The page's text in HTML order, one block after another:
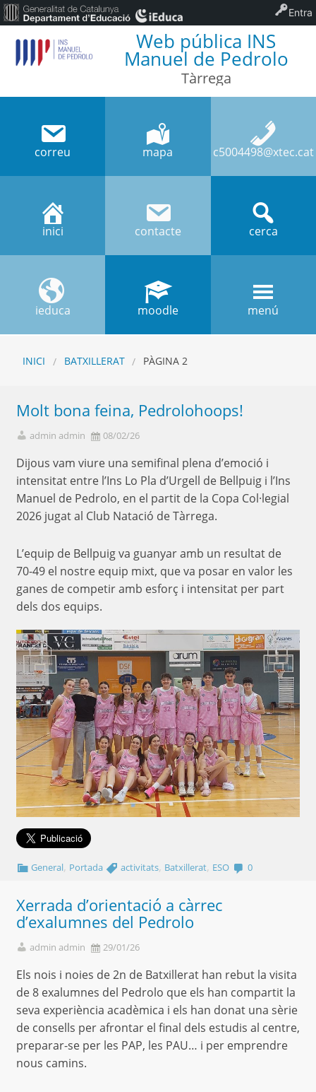
Web pública INS
Manuel de Pedrolo
Tàrrega
correu mapa c5004498@xtec.cat
inici contacte cerca
ieduca moodle menú
INICI BATXILLERAT PÀGINA 2
Molt bona feina, Pedrolohoops!
admin admin 08/02/26
Dijous vam viure una semifinal plena d’emoció i
intensitat entre l’Ins Lo Pla d’Urgell de Bellpuig i l’Ins
Manuel de Pedrolo, en el partit de la Copa Col·legial
2026 jugat al Club Natació de Tàrrega.
L’equip de Bellpuig va guanyar amb un resultat de
70-49 el nostre equip mixt, que va posar en valor les
ganes de competir amb esforç i intensitat per part
dels dos equips.
General, Portada activitats, Batxillerat, ESO 0
Xerrada d’orientació a càrrec
d’exalumnes del Pedrolo
admin admin 29/01/26
Els nois i noies de 2n de Batxillerat han rebut la visita
de 8 exalumnes del Pedrolo que els han compartit la
seva experiència acadèmica i els han donat una sèrie
de consells per afrontar el final dels estudis al centre,
preparar-se per les PAP, les PAU… i per emprendre
nous camins.
Entra